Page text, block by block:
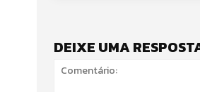
DEIXE UMA